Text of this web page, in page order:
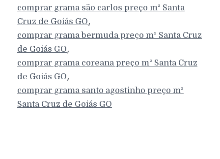
comprar grama são carlos preço m² Santa
Cruz de Goiás GO,
comprar grama bermuda preço m² Santa Cruz
de Goiás GO,
comprar grama coreana preço m² Santa Cruz
de Goiás GO,
comprar grama santo agostinho preço m²
Santa Cruz de Goiás GO